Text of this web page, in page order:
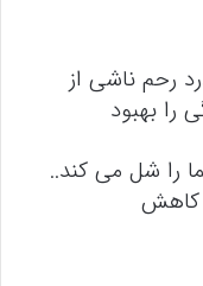
رحم ناشی از
بهبود
را شل می کند..
کاهش